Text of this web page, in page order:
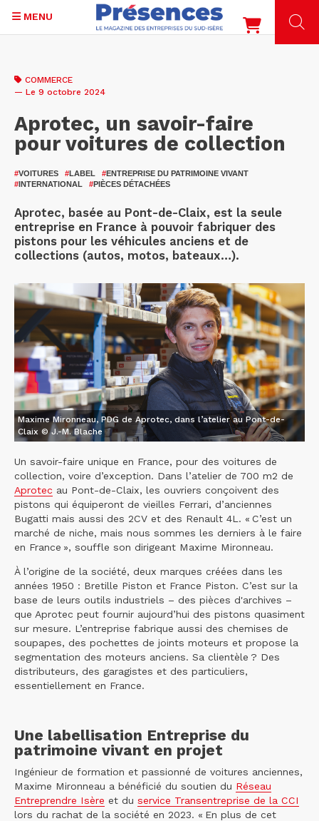
contenu
MENU
COMMERCE
— Le 9 octobre 2024
Aprotec, un savoir-faire
pour voitures de collection
#VOITURES #LABEL #ENTREPRISE DU PATRIMOINE VIVANT
#INTERNATIONAL #PIÈCES DÉTACHÉES
Aprotec, basée au Pont-de-Claix, est la seule
entreprise en France à pouvoir fabriquer des
pistons pour les véhicules anciens et de
collections (autos, motos, bateaux…).
Maxime Mironneau, PDG de Aprotec, dans l’atelier au Pont-de-
Claix © J.-M. Blache
Un savoir-faire unique en France, pour des voitures de
collection, voire d’exception. Dans l’atelier de 700 m2 de
Aprotec au Pont-de-Claix, les ouvriers conçoivent des
pistons qui équiperont de vieilles Ferrari, d’anciennes
Bugatti mais aussi des 2CV et des Renault 4L. « C’est un
marché de niche, mais nous sommes les derniers à le faire
en France », souffle son dirigeant Maxime Mironneau.
À l’origine de la société, deux marques créées dans les
années 1950 : Bretille Piston et France Piston. C’est sur la
base de leurs outils industriels – des pièces d'archives –
que Aprotec peut fournir aujourd’hui des pistons quasiment
sur mesure. L’entreprise fabrique aussi des chemises de
soupapes, des pochettes de joints moteurs et propose la
segmentation des moteurs anciens. Sa clientèle ? Des
distributeurs, des garagistes et des particuliers,
essentiellement en France.
Une labellisation Entreprise du
patrimoine vivant en projet
Ingénieur de formation et passionné de voitures anciennes,
Maxime Mironneau a bénéficié du soutien du Réseau
Entreprendre Isère et du service Transentreprise de la CCI
lors du rachat de la société en 2023. « En plus de cet